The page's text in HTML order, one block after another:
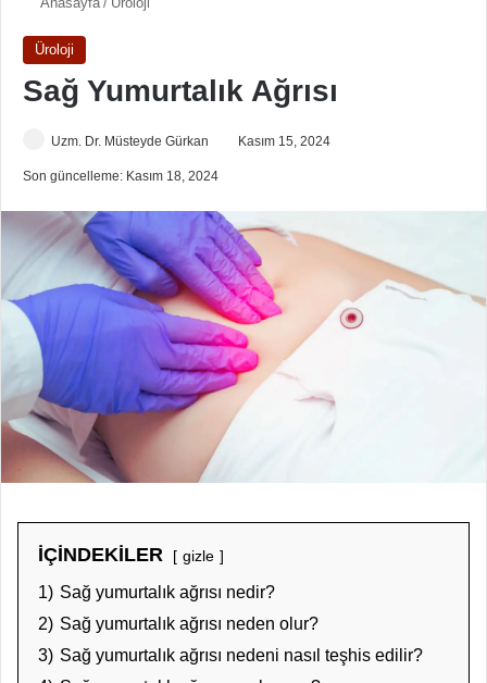
Üroloji
Sağ Yumurtalık Ağrısı
Uzm. Dr. Müsteyde Gürkan Kasım 15, 2024
Son güncelleme: Kasım 18, 2024
İÇİNDEKİLER gizle
1) Sağ yumurtalık ağrısı nedir?
2) Sağ yumurtalık ağrısı neden olur?
3) Sağ yumurtalık ağrısı nedeni nasıl teşhis edilir?